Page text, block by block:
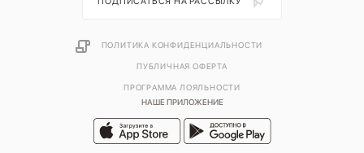
НАШЕ ПРИЛОЖЕНИЕ
ПОЛИТИКА КОНФИДЕНЦИАЛЬНОСТИ
ПУБЛИЧНАЯ ОФЕРТА
ПРОГРАММА ЛОЯЛЬНОСТИ